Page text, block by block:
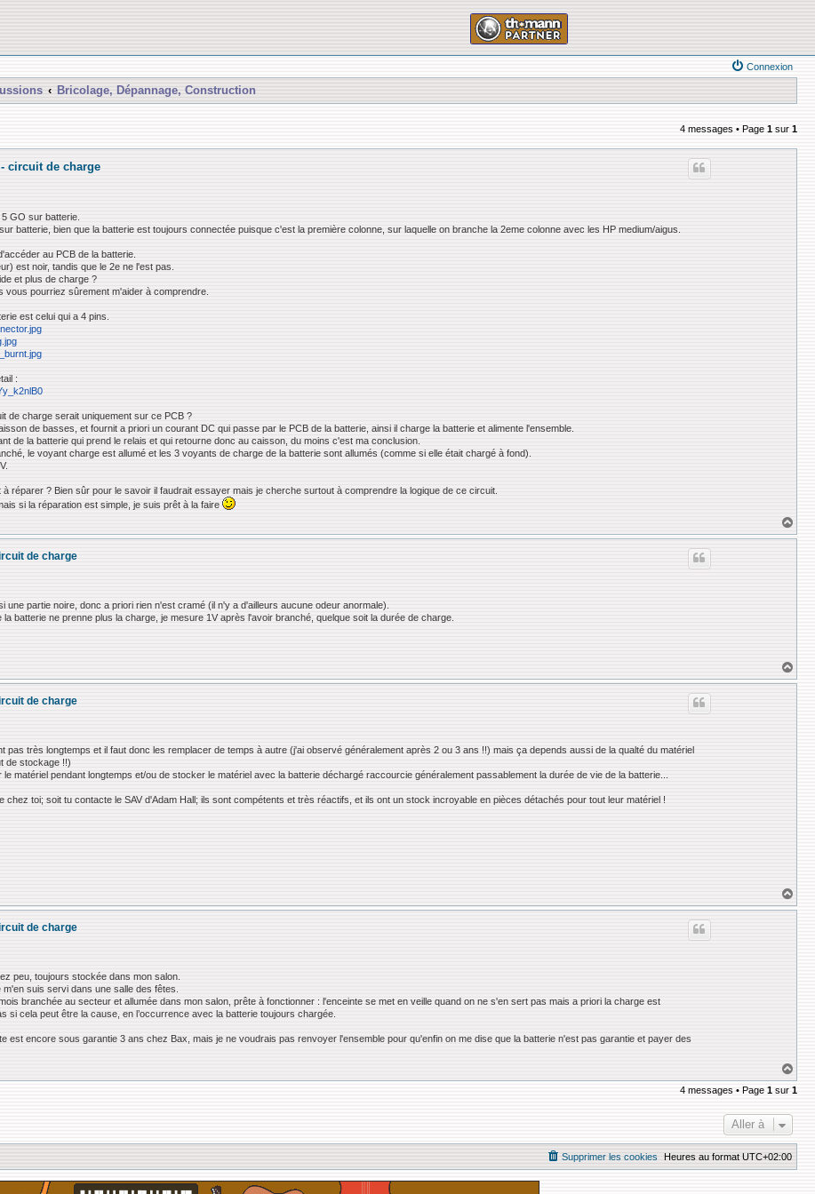
Connexion
Bricolage, Dépannage, Construction
4 messages • Page 1 sur 1
circuit de charge
GO sur batterie.
batterie, bien que la batterie est toujours connectée puisque c'est la première colonne, sur laquelle on branche la 2eme colonne avec les HP medium/aigus.
au PCB de la batterie.
est noir, tandis que le 2e ne l'est pas.
et plus de charge ?
vous pourriez sûrement m'aider à comprendre.
est celui qui a 4 pins.
:
de charge serait uniquement sur ce PCB ?
de basses, et fournit a priori un courant DC qui passe par le PCB de la batterie, ainsi il charge la batterie et alimente l'ensemble.
de la batterie qui prend le relais et qui retourne donc au caisson, du moins c'est ma conclusion.
le voyant charge est allumé et les 3 voyants de charge de la batterie sont allumés (comme si elle était chargé à fond).
réparer ? Bien sûr pour le savoir il faudrait essayer mais je cherche surtout à comprendre la logique de ce circuit.
si la réparation est simple, je suis prêt à la faire
a
de charge
une partie noire, donc a priori rien n'est cramé (il n'y a d'ailleurs aucune odeur anormale).
la batterie ne prenne plus la charge, je mesure 1V après l'avoir branché, quelque soit la durée de charge.
a
de charge
pas très longtemps et il faut donc les remplacer de temps à autre (j'ai observé généralement après 2 ou 3 ans !!) mais ça depends aussi de la qualté du matériel
de stockage !!)
matériel pendant longtemps et/ou de stocker le matériel avec la batterie déchargé raccourcie généralement passablement la durée de vie de la batterie...
toi; soit tu contacte le SAV d'Adam Hall; ils sont compétents et très réactifs, et ils ont un stock incroyable en pièces détachés pour tout leur matériel !
a
de charge
peu, toujours stockée dans mon salon.
m'en suis servi dans une salle des fêtes.
branchée au secteur et allumée dans mon salon, prête à fonctionner : l'enceinte se met en veille quand on ne s'en sert pas mais a priori la charge est
si cela peut être la cause, en l’occurrence avec la batterie toujours chargée.
est encore sous garantie 3 ans chez Bax, mais je ne voudrais pas renvoyer l'ensemble pour qu'enfin on me dise que la batterie n'est pas garantie et payer des
a
u
4 messages • Page 1 sur 1
Aller à
Heures au format UTC+02:00
Supprimer les cookies